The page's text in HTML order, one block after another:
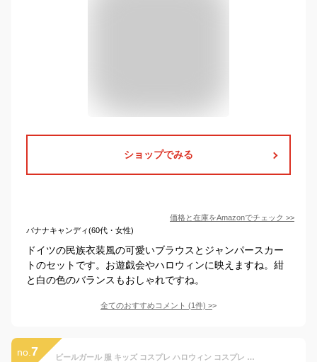
ショップでみる
価格と在庫をAmazonでチェック >>
バナナキャンディ(60代・女性)
ドイツの民族衣装風の可愛いブラウスとジャンパースカー
トのセットです。お遊戯会やハロウィンに映えますね。紺
と白の色のバランスもおしゃれですね。
全てのおすすめコメント (1件) >
no. 7 ビールガール 服 キッズ コスプレ ハロウィン コスプレ メイド服 ドイツ 民族衣装 メイド ディアンドル チロリアン 舞台 イベント 演出服 子供用 仮装 衣装 コスチューム bauty843